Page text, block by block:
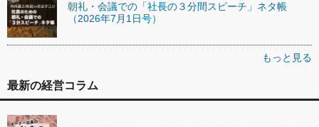
朝礼・会議での「社長の３分間スピーチ」ネタ帳
（2026年7月1日号）
もっと見る
最新の経営コラム